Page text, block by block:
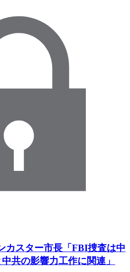
カスター市長「FBI捜査は中
共の影響力工作に関連」